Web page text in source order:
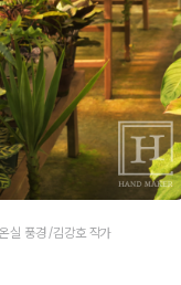
실 풍경 /김강호 작가